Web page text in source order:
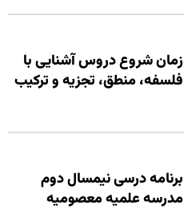
زمان شروع دروس آشنایی با
فلسفه، منطق، تجزیه و ترکیب
برنامه درسی نیمسال دوم
مدرسه علمیه معصومیه